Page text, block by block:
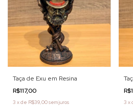
Taça de Exu em Resina
R$117,00
3 xde R$39,00sem juros 3 x